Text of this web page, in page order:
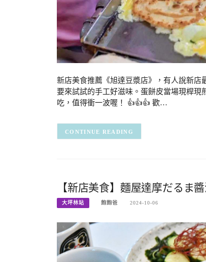
新店美食推薦《旭達豆漿店》，有人說新店
要來試試的手工好滋味。蛋餅皮當場現桿現
吃，值得衝一波喔！ 👍👍👍 歡…
CONTINUE READING
【新店美食】麵屋達摩だるま
大坪林站 飽飽爸 2024-10-06